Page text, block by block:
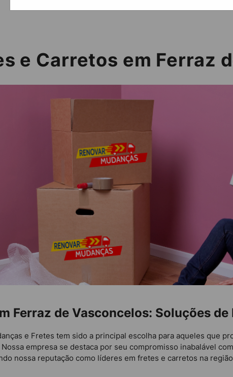
e Carretos em Ferraz
Ferraz de Vasconcelos: Soluções
e Fretes tem sido a principal escolha para aqueles que
empresa se destaca por seu compromisso inabalável
nossa reputação como líderes em fretes e carretos na